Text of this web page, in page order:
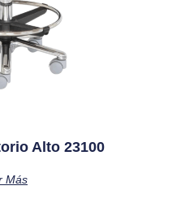
Alto 23100
Más